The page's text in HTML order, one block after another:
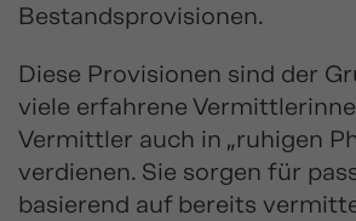
Bestandsprovisionen.
Diese Provisionen sind der
viele erfahrene
Vermittler auch in „ruhigen
verdienen. Sie sorgen für
basierend auf bereits